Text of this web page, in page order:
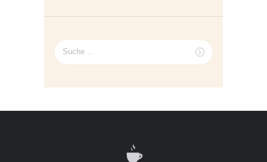
Suche
nach: